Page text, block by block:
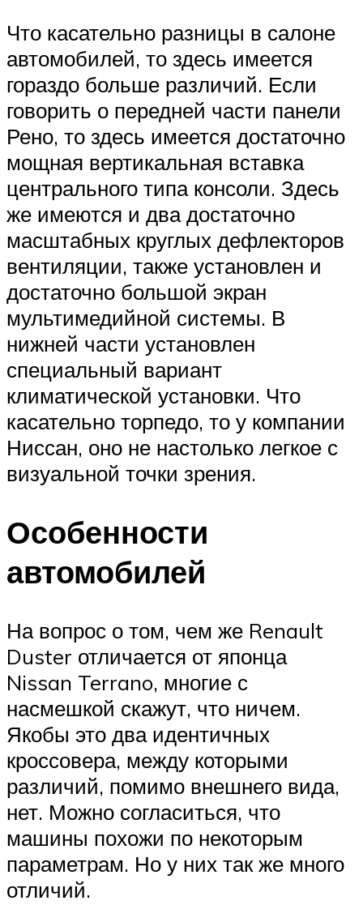
Что касательно разницы в салоне
автомобилей, то здесь имеется
гораздо больше различий. Если
говорить о передней части панели
Рено, то здесь имеется достаточно
мощная вертикальная вставка
центрального типа консоли. Здесь
же имеются и два достаточно
масштабных круглых дефлекторов
вентиляции, также установлен и
достаточно большой экран
мультимедийной системы. В
нижней части установлен
специальный вариант
климатической установки. Что
касательно торпедо, то у компании
Ниссан, оно не настолько легкое с
визуальной точки зрения.
Особенности
автомобилей
На вопрос о том, чем же Renault
Duster отличается от японца
Nissan Terrano, многие с
насмешкой скажут, что ничем.
Якобы это два идентичных
кроссовера, между которыми
различий, помимо внешнего вида,
нет. Можно согласиться, что
машины похожи по некоторым
параметрам. Но у них так же много
отличий.